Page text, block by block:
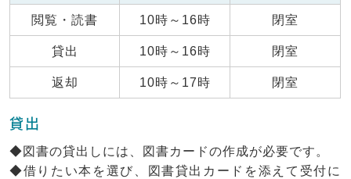
閲覧・読書 10時～16時 閉室
貸出 10時～16時 閉室
返却 10時～17時 閉室
貸出
◆図書の貸出しには、図書カードの作成が必要です。
◆借りたい本を選び、図書貸出カードを添えて受付に